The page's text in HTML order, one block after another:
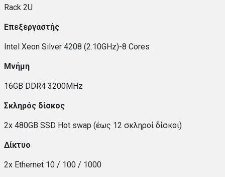
Rack 2U
Επεξεργαστής
Intel Xeon Silver 4208 (2.10GHz)-8 Cores
Mνήμη
16GB DDR4 3200MHz
Σκληρός δίσκος
2x 480GB SSD Hot swap (έως 12 σκληροί δίσκοι)
Δίκτυο
2x Ethernet 10 / 100 / 1000